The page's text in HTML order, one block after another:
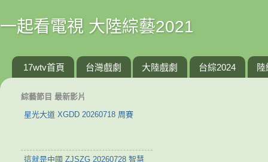
一起看電視 大陸綜藝2021
17wtv首頁 台灣戲劇 大陸戲劇 台綜2024 陸
綜藝節目 最新影片
星光大道 XGDD 20260718 周賽
這就是中國 ZJSZG 20260728 智慧